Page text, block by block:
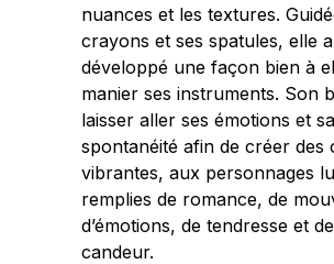
nuances et les textures.
crayons et ses spatules, elle a
développé une façon bien à
manier ses instruments. Son
laisser aller ses émotions et sa
spontanéité afin de créer
vibrantes, aux personnages
remplies de romance, de
d’émotions, de tendresse et de
candeur.